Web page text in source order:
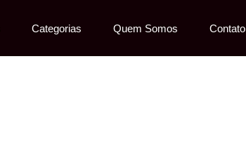
Categorias Quem Somos Contato